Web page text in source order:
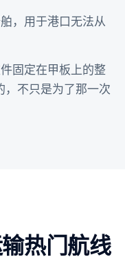
，用于港口无法从
固定在甲板上的整
，不只是为了那一次
热门航线